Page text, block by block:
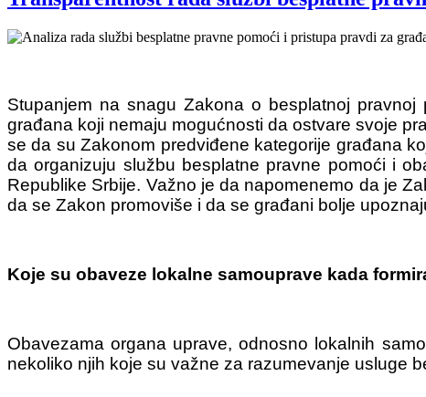
Stupanjem na snagu Zakona o besplatnoj
građana koji nemaju mogućnosti da ostvare svoje
se da su Zakonom predviđene kategorije građana
da organizuju službu besplatne pravne pomoći i
Republike Srbije. Važno je da napomenemo da je
da se Zakon promoviše i da se građani bolje
Koje su obaveze lokalne samouprave kada
Obavezama organa uprave, odnosno lokalnih
nekoliko njih koje su važne za razumevanje usluge